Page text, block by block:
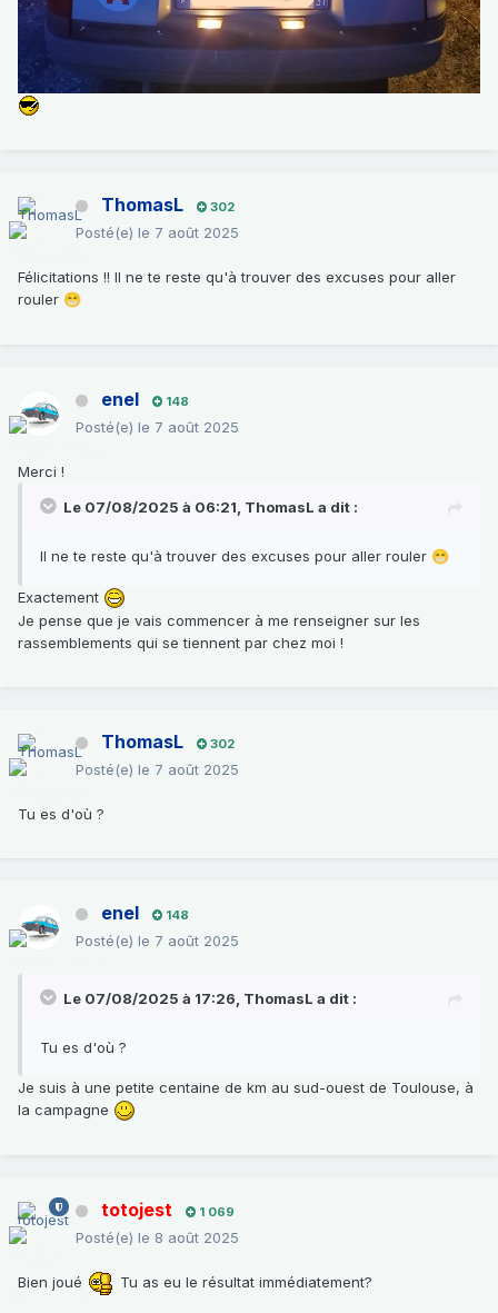
ThomasL 302
Posté(e) le 7 août 2025
Félicitations !! Il ne te reste qu'à trouver des excuses pour aller
rouler 😁
enel 148
Posté(e) le 7 août 2025
Merci !
Le 07/08/2025 à 06:21, ThomasL a dit :
Il ne te reste qu'à trouver des excuses pour aller rouler 😁
Exactement
Je pense que je vais commencer à me renseigner sur les
rassemblements qui se tiennent par chez moi !
ThomasL 302
Posté(e) le 7 août 2025
Tu es d'où ?
enel 148
Posté(e) le 7 août 2025
Le 07/08/2025 à 17:26, ThomasL a dit :
Tu es d'où ?
Je suis à une petite centaine de km au sud-ouest de Toulouse, à
la campagne
totojest 1 069
Posté(e) le 8 août 2025
Bien joué Tu as eu le résultat immédiatement?